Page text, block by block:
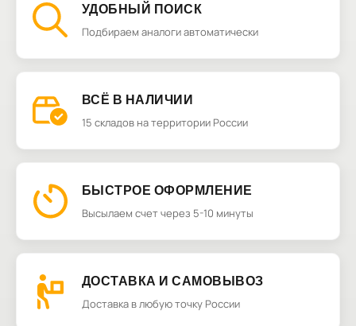
УДОБНЫЙ ПОИСК
Подбираем аналоги автоматически
ВСЁ В НАЛИЧИИ
15 складов на территории России
БЫСТРОЕ ОФОРМЛЕНИЕ
Высылаем счет через 5-10 минуты
ДОСТАВКА И САМОВЫВОЗ
Доставка в любую точку России